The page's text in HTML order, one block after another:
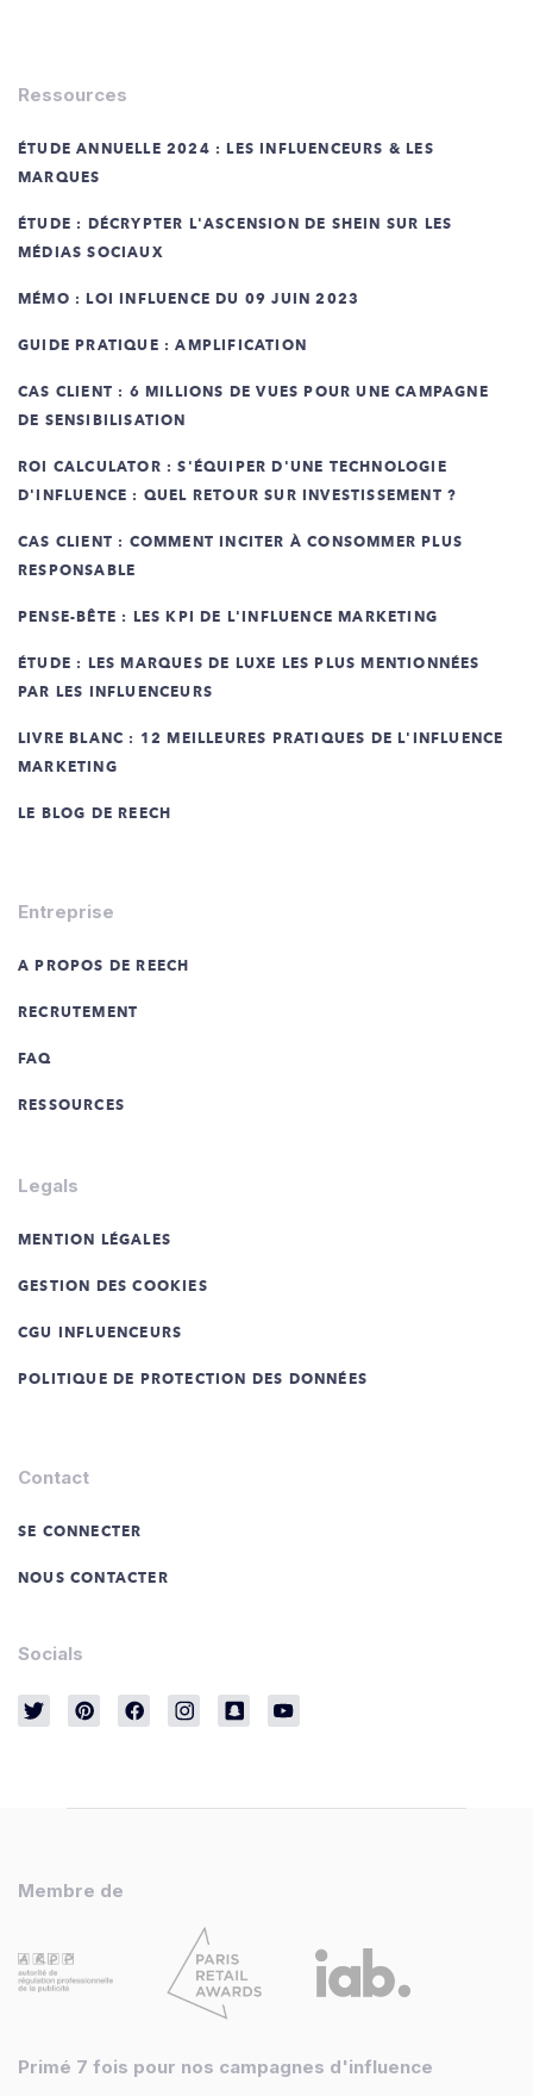
Ressources
ÉTUDE ANNUELLE 2024 : LES INFLUENCEURS & LES
MARQUES
ÉTUDE : DÉCRYPTER L'ASCENSION DE SHEIN SUR LES
MÉDIAS SOCIAUX
MÉMO : LOI INFLUENCE DU 09 JUIN 2023
GUIDE PRATIQUE : AMPLIFICATION
CAS CLIENT : 6 MILLIONS DE VUES POUR UNE CAMPAGNE
DE SENSIBILISATION
ROI CALCULATOR : S'ÉQUIPER D'UNE TECHNOLOGIE
D'INFLUENCE : QUEL RETOUR SUR INVESTISSEMENT ?
CAS CLIENT : COMMENT INCITER À CONSOMMER PLUS
RESPONSABLE
PENSE-BÊTE : LES KPI DE L'INFLUENCE MARKETING
ÉTUDE : LES MARQUES DE LUXE LES PLUS MENTIONNÉES
PAR LES INFLUENCEURS
LIVRE BLANC : 12 MEILLEURES PRATIQUES DE L'INFLUENCE
MARKETING
LE BLOG DE REECH
Entreprise
A PROPOS DE REECH
RECRUTEMENT
FAQ
RESSOURCES
Legals
MENTION LÉGALES
GESTION DES COOKIES
CGU INFLUENCEURS
POLITIQUE DE PROTECTION DES DONNÉES
Contact
SE CONNECTER
NOUS CONTACTER
Socials
Membre de
Primé 7 fois pour nos campagnes d'influence